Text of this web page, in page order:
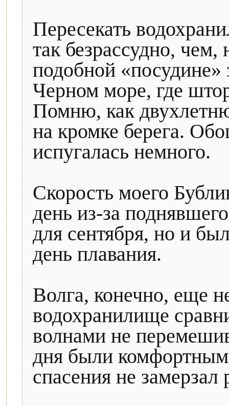
Пересекать
так безрассудно, чем,
подобной «посудине»
Черном море, где
Помню, как
на кромке берега.
испугалась немного.
Скорость моего
день из-за
для сентября, но и
день плавания.
Волга, конечно, еще
водохранилище
волнами не
дня были
спасения не замерзал